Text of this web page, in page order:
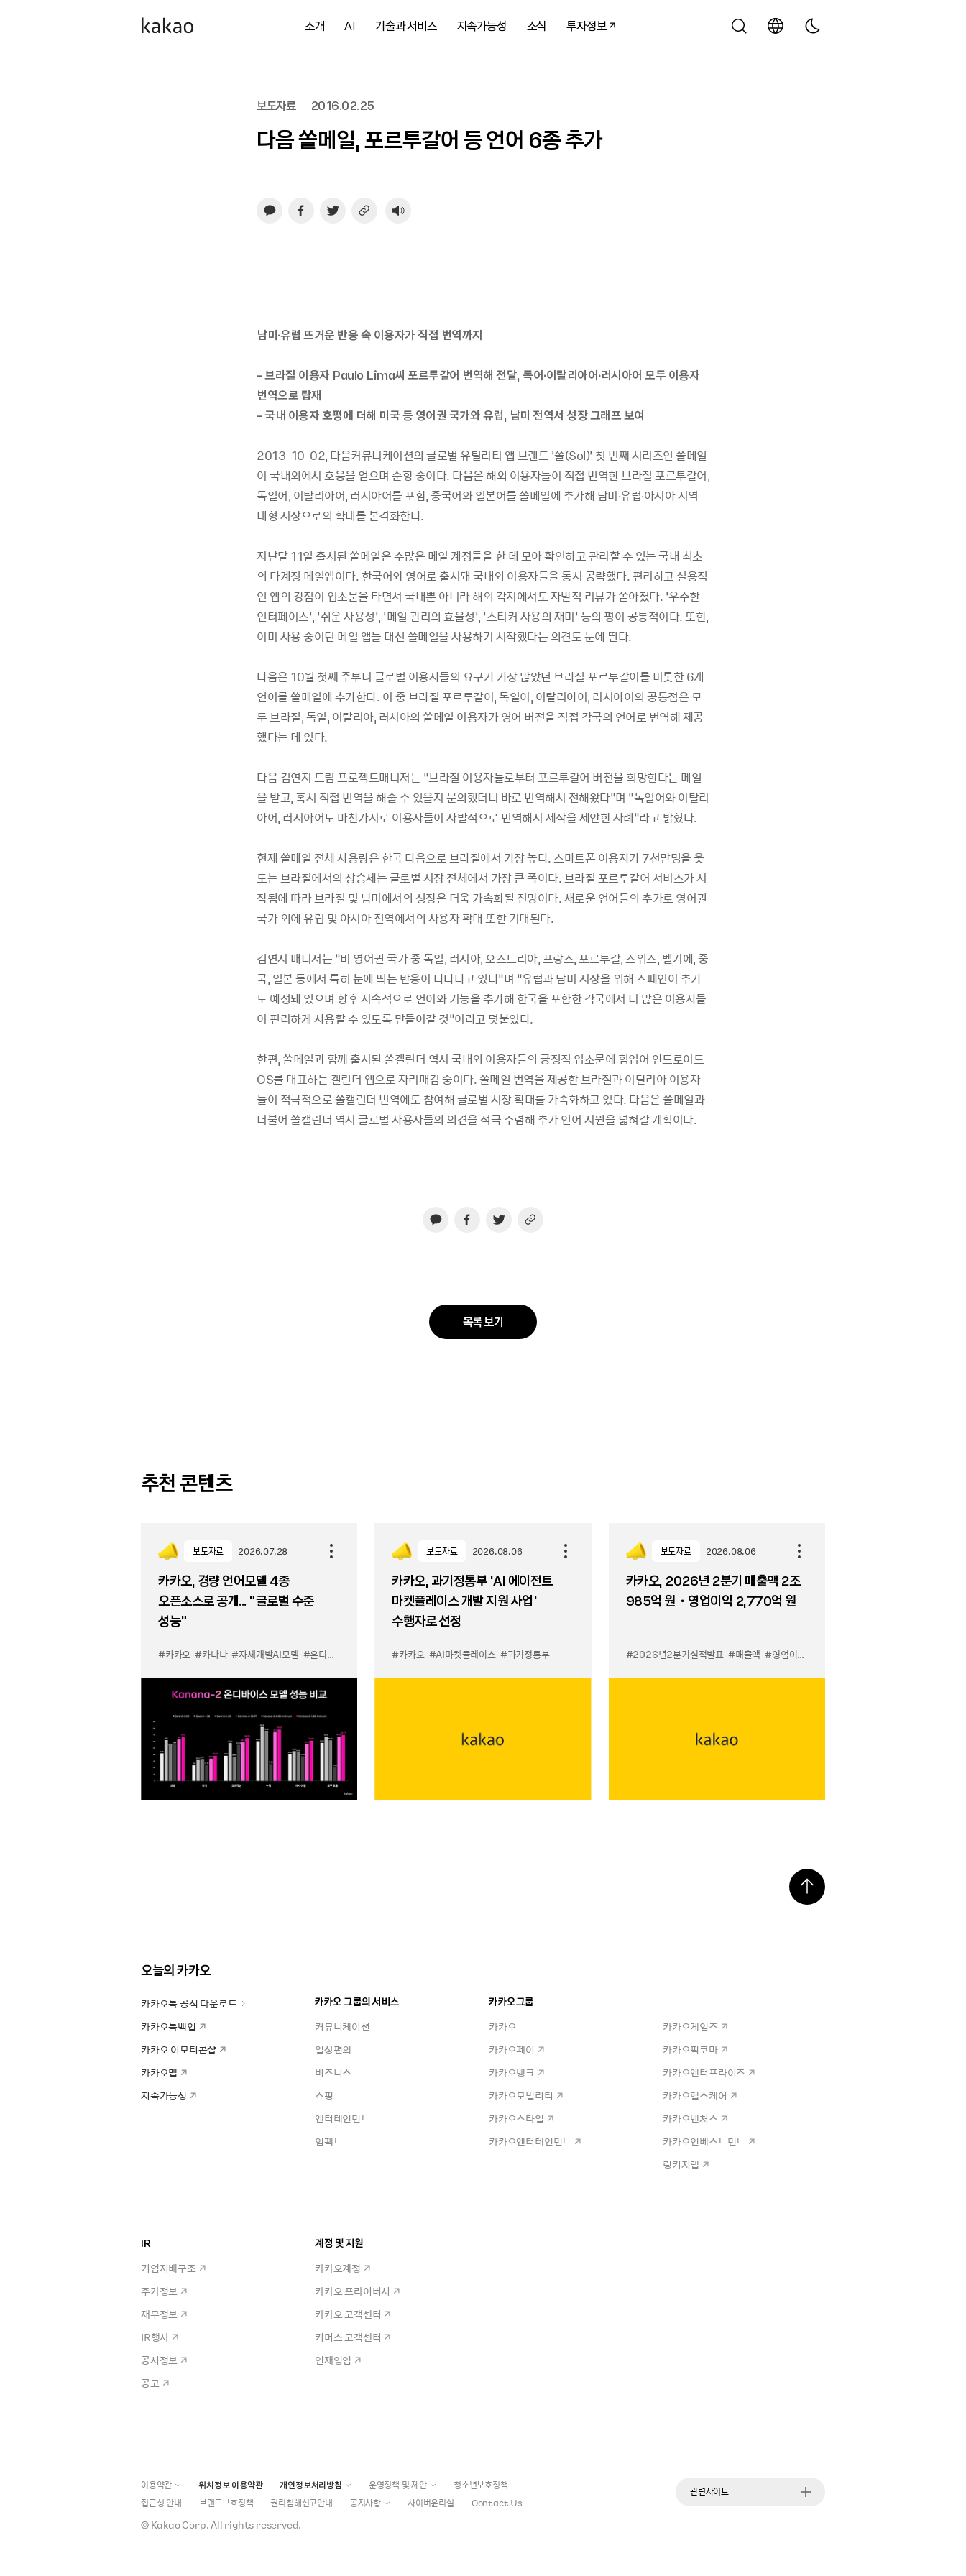
소개 AI 기술과 서비스 지속가능성 소식 투자정보
보도자료 2016.02.25
다음 쏠메일, 포르투갈어 등 언어 6종 추가
남미∙유럽 뜨거운 반응 속 이용자가 직접 번역까지
- 브라질 이용자 Paulo Lima씨 포르투갈어 번역해 전달, 독어∙이탈리아어∙러시아어 모두 이용자
번역으로 탑재
- 국내 이용자 호평에 더해 미국 등 영어권 국가와 유럽, 남미 전역서 성장 그래프 보여
2013-10-02, 다음커뮤니케이션의 글로벌 유틸리티 앱 브랜드 ‘쏠(Sol)’ 첫 번째 시리즈인 쏠메일
이 국내외에서 호응을 얻으며 순항 중이다. 다음은 해외 이용자들이 직접 번역한 브라질 포르투갈어,
독일어, 이탈리아어, 러시아어를 포함, 중국어와 일본어를 쏠메일에 추가해 남미∙유럽∙아시아 지역
대형 시장으로의 확대를 본격화한다.
지난달 11일 출시된 쏠메일은 수많은 메일 계정들을 한 데 모아 확인하고 관리할 수 있는 국내 최초
의 다계정 메일앱이다. 한국어와 영어로 출시돼 국내외 이용자들을 동시 공략했다. 편리하고 실용적
인 앱의 강점이 입소문을 타면서 국내뿐 아니라 해외 각지에서도 자발적 리뷰가 쏟아졌다. ‘우수한
인터페이스’, ‘쉬운 사용성’, ‘메일 관리의 효율성’, ‘스티커 사용의 재미’ 등의 평이 공통적이다. 또한,
이미 사용 중이던 메일 앱들 대신 쏠메일을 사용하기 시작했다는 의견도 눈에 띈다.
다음은 10월 첫째 주부터 글로벌 이용자들의 요구가 가장 많았던 브라질 포르투갈어를 비롯한 6개
언어를 쏠메일에 추가한다. 이 중 브라질 포르투갈어, 독일어, 이탈리아어, 러시아어의 공통점은 모
두 브라질, 독일, 이탈리아, 러시아의 쏠메일 이용자가 영어 버전을 직접 각국의 언어로 번역해 제공
했다는 데 있다.
다음 김연지 드림 프로젝트매니저는 “브라질 이용자들로부터 포르투갈어 버전을 희망한다는 메일
을 받고, 혹시 직접 번역을 해줄 수 있을지 문의했더니 바로 번역해서 전해왔다”며 “독일어와 이탈리
아어, 러시아어도 마찬가지로 이용자들이 자발적으로 번역해서 제작을 제안한 사례”라고 밝혔다.
현재 쏠메일 전체 사용량은 한국 다음으로 브라질에서 가장 높다. 스마트폰 이용자가 7천만명을 웃
도는 브라질에서의 상승세는 글로벌 시장 전체에서 가장 큰 폭이다. 브라질 포르투갈어 서비스가 시
작됨에 따라 브라질 및 남미에서의 성장은 더욱 가속화될 전망이다. 새로운 언어들의 추가로 영어권
국가 외에 유럽 및 아시아 전역에서의 사용자 확대 또한 기대된다.
김연지 매니저는 “비 영어권 국가 중 독일, 러시아, 오스트리아, 프랑스, 포르투갈, 스위스, 벨기에, 중
국, 일본 등에서 특히 눈에 띄는 반응이 나타나고 있다”며 “유럽과 남미 시장을 위해 스페인어 추가
도 예정돼 있으며 향후 지속적으로 언어와 기능을 추가해 한국을 포함한 각국에서 더 많은 이용자들
이 편리하게 사용할 수 있도록 만들어갈 것”이라고 덧붙였다.
한편, 쏠메일과 함께 출시된 쏠캘린더 역시 국내외 이용자들의 긍정적 입소문에 힘입어 안드로이드
OS를 대표하는 캘린더 앱으로 자리매김 중이다. 쏠메일 번역을 제공한 브라질과 이탈리아 이용자
들이 적극적으로 쏠캘린더 번역에도 참여해 글로벌 시장 확대를 가속화하고 있다. 다음은 쏠메일과
더불어 쏠캘린더 역시 글로벌 사용자들의 의견을 적극 수렴해 추가 언어 지원을 넓혀갈 계획이다.
목록 보기
추천 콘텐츠
보도자료 2026.07.28
카카오, 경량 언어모델 4종
오픈소스로 공개... “글로벌 수준
성능”
#카카오 #카나나 #자체개발AI모델 #온디바이스
보도자료 2026.08.06
카카오, 과기정통부 ‘AI 에이전트
마켓플레이스 개발 지원 사업’
수행자로 선정
#카카오 #AI마켓플레이스 #과기정통부
보도자료 2026.08.06
카카오, 2026년 2분기 매출액 2조
985억 원・영업이익 2,770억 원
#2026년2분기실적발표 #매출액 #영업이익
오늘의 카카오
카카오톡 공식 다운로드
카카오톡백업
카카오 이모티콘샵
카카오맵
지속가능성
카카오 그룹의 서비스
커뮤니케이션
일상편의
비즈니스
쇼핑
엔터테인먼트
임팩트
카카오그룹
카카오
카카오페이
카카오뱅크
카카오모빌리티
카카오스타일
카카오엔터테인먼트
카카오게임즈
카카오픽코마
카카오엔터프라이즈
카카오헬스케어
카카오벤처스
카카오인베스트먼트
링키지랩
IR
기업지배구조
주가정보
재무정보
IR행사
공시정보
공고
계정 및 지원
카카오계정
카카오 프라이버시
카카오 고객센터
커머스 고객센터
인재영입
이용약관 위치정보 이용약관 개인정보처리방침 운영정책 및 제안
청소년보호정책
접근성 안내
브랜드보호정책 권리침해신고안내 공지사항 사이버윤리실 Contact Us
관련사이트
© Kakao Corp.All rights reserved.